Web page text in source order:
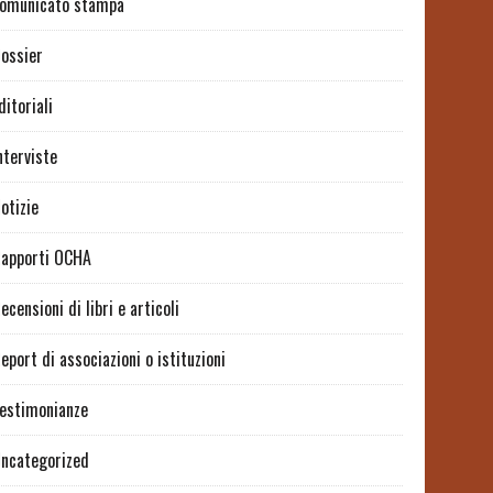
OCHA
di libri e articoli
di associazioni o istituzioni